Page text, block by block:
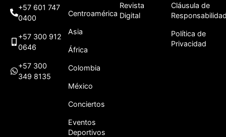
+57 601 747
0400
+57 300 912
0646
+57 300
349 8135
Centroamérica
Asia
África
Colombia
México
Conciertos
Eventos
Deportivos
Revista
Digital
Cláusula de
Política de
Privacidad